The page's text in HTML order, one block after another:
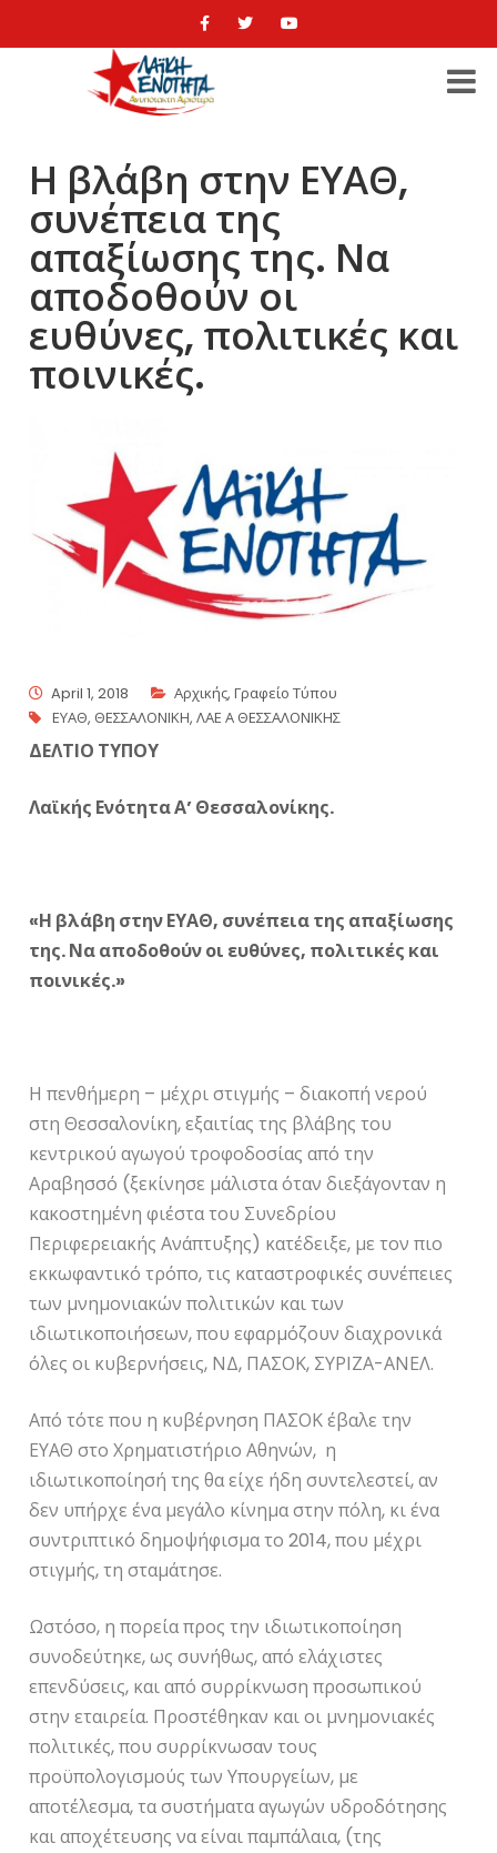
Η βλάβη στην ΕΥΑΘ,
συνέπεια της
απαξίωσης της. Να
αποδοθούν οι
ευθύνες, πολιτικές και
ποινικές.
April 1, 2018 Αρχικής,Γραφείο Τύπου
ΕΥΑΘ, ΘΕΣΣΑΛΟΝΙΚΗ,ΛΑΕ Α ΘΕΣΣΑΛΟΝΙΚΗΣ
ΔΕΛΤΙΟ ΤΥΠΟΥ
Λαϊκής Ενότητα Α’ Θεσσαλονίκης.
«Η βλάβη στην ΕΥΑΘ, συνέπεια της απαξίωσης
της. Να αποδοθούν οι ευθύνες, πολιτικές και
ποινικές.»
Η πενθήμερη – μέχρι στιγμής – διακοπή νερού
στη Θεσσαλονίκη, εξαιτίας της βλάβης του
κεντρικού αγωγού τροφοδοσίας από την
Αραβησσό (ξεκίνησε μάλιστα όταν διεξάγονταν η
κακοστημένη φιέστα του Συνεδρίου
Περιφερειακής Ανάπτυξης) κατέδειξε, με τον πιο
εκκωφαντικό τρόπο, τις καταστροφικές συνέπειες
των μνημονιακών πολιτικών και των
ιδιωτικοποιήσεων, που εφαρμόζουν διαχρονικά
όλες οι κυβερνήσεις, ΝΔ, ΠΑΣΟΚ, ΣΥΡΙΖΑ-ΑΝΕΛ.
Από τότε που η κυβέρνηση ΠΑΣΟΚ έβαλε την
ΕΥΑΘ στο Χρηματιστήριο Αθηνών, η
ιδιωτικοποίησή της θα είχε ήδη συντελεστεί, αν
δεν υπήρχε ένα μεγάλο κίνημα στην πόλη, κι ένα
συντριπτικό δημοψήφισμα το 2014, που μέχρι
στιγμής, τη σταμάτησε.
Ωστόσο, η πορεία προς την ιδιωτικοποίηση
συνοδεύτηκε, ως συνήθως, από ελάχιστες
επενδύσεις, και από συρρίκνωση προσωπικού
στην εταιρεία. Προστέθηκαν και οι μνημονιακές
πολιτικές, που συρρίκνωσαν τους
προϋπολογισμούς των Υπουργείων, με
αποτέλεσμα, τα συστήματα αγωγών υδροδότησης
και αποχέτευσης να είναι παμπάλαια, (της